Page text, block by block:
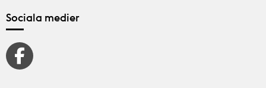
Sociala medier